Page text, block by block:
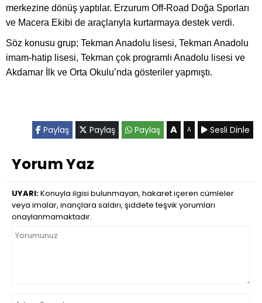
merkezine dönüş yaptılar. Erzurum Off-Road Doğa Sporları
ve Macera Ekibi de araçlarıyla kurtarmaya destek verdi.
Söz konusu grup; Tekman Anadolu lisesi, Tekman Anadolu
imam-hatip lisesi, Tekman çok programlı Anadolu lisesi ve
Akdamar İlk ve Orta Okulu’nda gösteriler yapmıştı.
Paylaş Paylaş Paylaş A A Sesli Dinle
Yorum Yaz
UYARI:Konuyla ilgisi bulunmayan, hakaret içeren cümleler
veya imalar, inançlara saldırı, şiddete teşvik yorumları
onaylanmamaktadır.